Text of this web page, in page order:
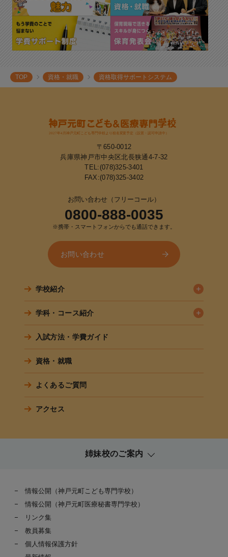
TOP 資格・就職 資格取得サポートシステム
〒650-0012
兵庫県神戸市中央区北長狭通4-7-32
TEL: (078)325-3401
FAX:(078)325-3402
お問い合わせ（フリーコール）
0800-888-0035
※携帯・スマートフォンからでも通話できます。
お問い合わせ
学校紹介
学科・コース紹介
入試方法・学費ガイド
資格・就職
よくあるご質問
アクセス
姉妹校のご案内
情報公開（神戸元町こども専門学校）
情報公開（神戸元町医療秘書専門学校）
リンク集
教員募集
個人情報保護方針